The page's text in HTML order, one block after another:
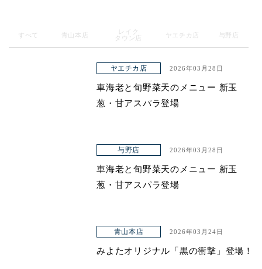
お知らせ
アクセス
すべて 青山本店
レイク
タウン店
ヤエチカ店 与野店
ヤエチカ店 2026年03月28日
車海老と旬野菜天のメニュー 新玉
葱・甘アスパラ登場
与野店 2026年03月28日
車海老と旬野菜天のメニュー 新玉
葱・甘アスパラ登場
青山本店 2026年03月24日
みよたオリジナル「黒の衝撃」登場！